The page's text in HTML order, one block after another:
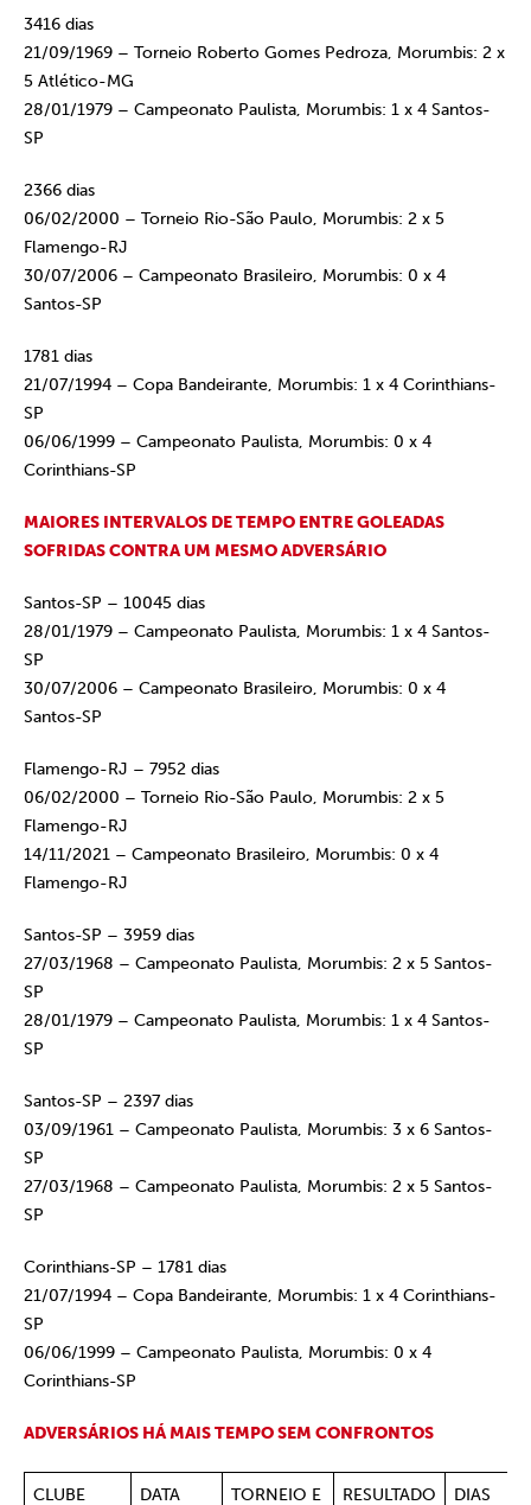
3416 dias
21/09/1969 – Torneio Roberto Gomes Pedroza, Morumbis: 2 x
5 Atlético-MG
28/01/1979 – Campeonato Paulista, Morumbis: 1 x 4 Santos-
SP
2366 dias
06/02/2000 – Torneio Rio-São Paulo, Morumbis: 2 x 5
Flamengo-RJ
30/07/2006 – Campeonato Brasileiro, Morumbis: 0 x 4
Santos-SP
1781 dias
21/07/1994 – Copa Bandeirante, Morumbis: 1 x 4 Corinthians-
SP
06/06/1999 – Campeonato Paulista, Morumbis: 0 x 4
Corinthians-SP
MAIORES INTERVALOS DE TEMPO ENTRE GOLEADAS
SOFRIDAS CONTRA UM MESMO ADVERSÁRIO
Santos-SP – 10045 dias
28/01/1979 – Campeonato Paulista, Morumbis: 1 x 4 Santos-
SP
30/07/2006 – Campeonato Brasileiro, Morumbis: 0 x 4
Santos-SP
Flamengo-RJ – 7952 dias
06/02/2000 – Torneio Rio-São Paulo, Morumbis: 2 x 5
Flamengo-RJ
14/11/2021 – Campeonato Brasileiro, Morumbis: 0 x 4
Flamengo-RJ
Santos-SP – 3959 dias
27/03/1968 – Campeonato Paulista, Morumbis: 2 x 5 Santos-
SP
28/01/1979 – Campeonato Paulista, Morumbis: 1 x 4 Santos-
SP
Santos-SP – 2397 dias
03/09/1961 – Campeonato Paulista, Morumbis: 3 x 6 Santos-
SP
27/03/1968 – Campeonato Paulista, Morumbis: 2 x 5 Santos-
SP
Corinthians-SP – 1781 dias
21/07/1994 – Copa Bandeirante, Morumbis: 1 x 4 Corinthians-
SP
06/06/1999 – Campeonato Paulista, Morumbis: 0 x 4
Corinthians-SP
ADVERSÁRIOS HÁ MAIS TEMPO SEM CONFRONTOS
CLUBE DATA TORNEIO E RESULTADO DIAS